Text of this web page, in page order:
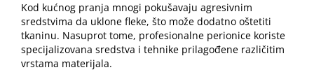
Kod kućnog pranja mnogi pokušavaju agresivnim
sredstvima da uklone fleke, što može dodatno oštetiti
tkaninu. Nasuprot tome, profesionalne perionice koriste
specijalizovana sredstva i tehnike prilagođene različitim
vrstama materijala.